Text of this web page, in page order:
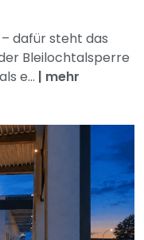
– dafür steht das
Bleilochtalsperre
e... | mehr